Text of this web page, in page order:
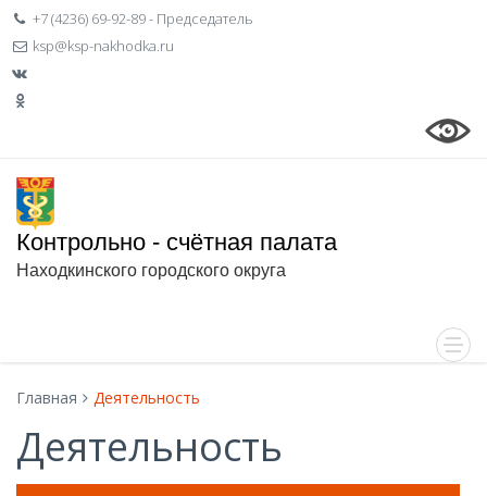
+7 (4236) 69-92-89 - Председатель
ksp@ksp-nakhodka.ru
Контрольно - счётная палата
Находкинского городского округа
Главная Деятельность
Деятельность